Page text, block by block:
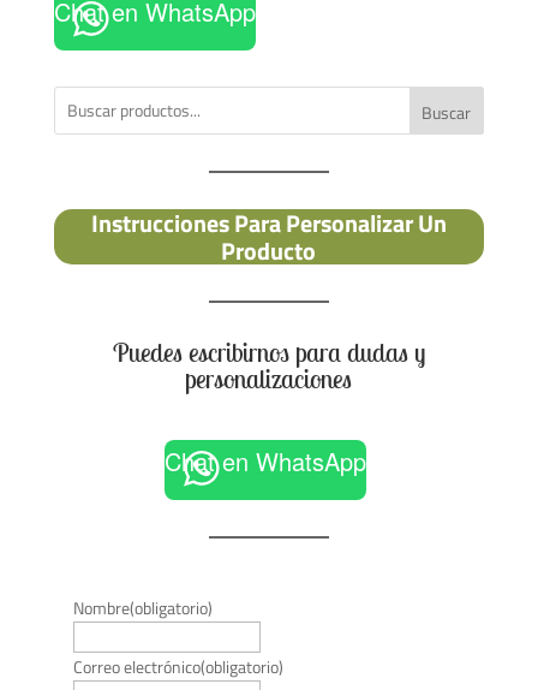
Chat en WhatsApp
Buscar
Instrucciones Para Personalizar Un
Producto
Puedes escribirnos para dudas y
personalizaciones
Chat en WhatsApp
Nombre(obligatorio)
Correo electrónico(obligatorio)